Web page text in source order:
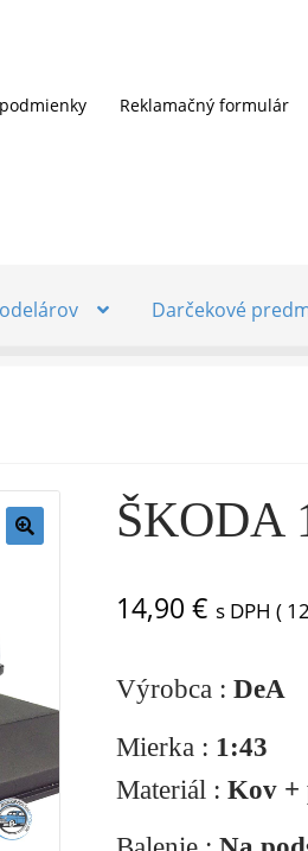
Reklamačný formulár
Darčekové
ŠKODA
14,90 € s DPH (
Výrobca : DeA
Mierka : 1:43
Materiál : Kov +